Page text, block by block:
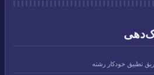
خودکار رشته